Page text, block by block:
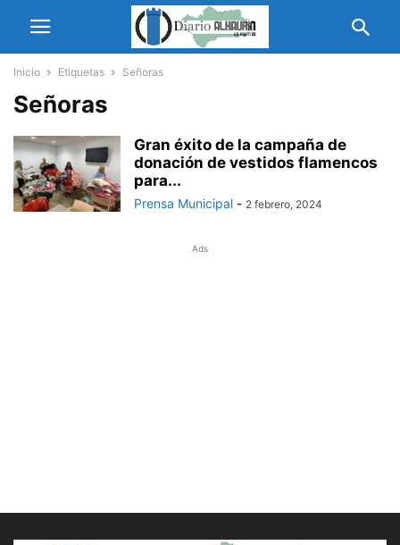
Inicio Etiquetas Señoras
Señoras
Gran éxito de la campaña de
donación de vestidos flamencos
para...
Prensa Municipal - 2 febrero, 2024
Ads